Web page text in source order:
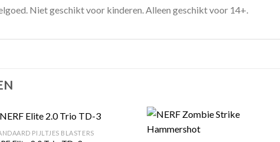
Niet geschikt voor kinderen. Alleen geschikt voor 14+.
+
PIJLTJES BLASTERS